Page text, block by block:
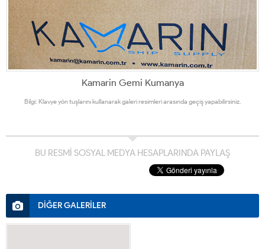
Kamarin Gemi Kumanya
Bilgi: Klavye yön tuşlarını kullanarak galeri resimleri arasında geçiş yapabilirsiniz.
BU RESMİ SOSYAL MEDYA HESAPLARINDA PAYLAŞ
DİĞER GALERİLER